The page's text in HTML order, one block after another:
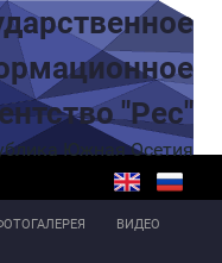
"Рес"
Южная Осетия
ВИДЕО